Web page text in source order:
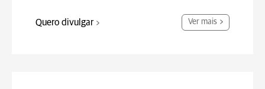
Quero divulgar Ver mais